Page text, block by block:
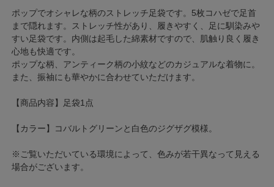
ポップでオシャレな柄のストレッチ足袋です。5枚コハゼで足首
まで隠れます。ストレッチ性があり、履きやすく、足に馴染みや
すい足袋です。内側は起毛した綿素材ですので、肌触り良く履き
心地も快適です。
ポップな柄、アンティーク柄の小紋などのカジュアルな着物に。
また、振袖にも華やかに合わせていただけます。
【商品内容】足袋1点
【カラー】コバルトグリーンと白色のジグザグ模様。
※ご覧いただいている環境によって、色みが若干異なって見える
場合がございます。